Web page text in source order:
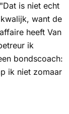
is niet echt
want de
heeft Van
ik
bondscoach:
ik niet zomaar